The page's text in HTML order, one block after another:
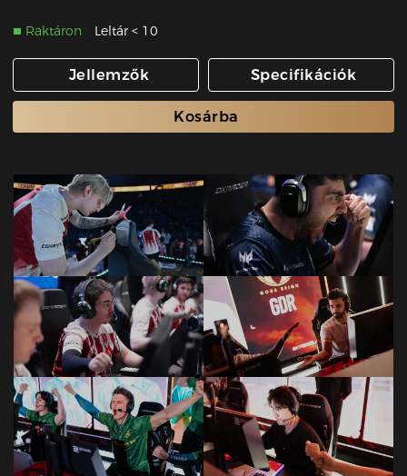
Raktáron Leltár < 10
Jellemzők Specifikációk
Kosárba